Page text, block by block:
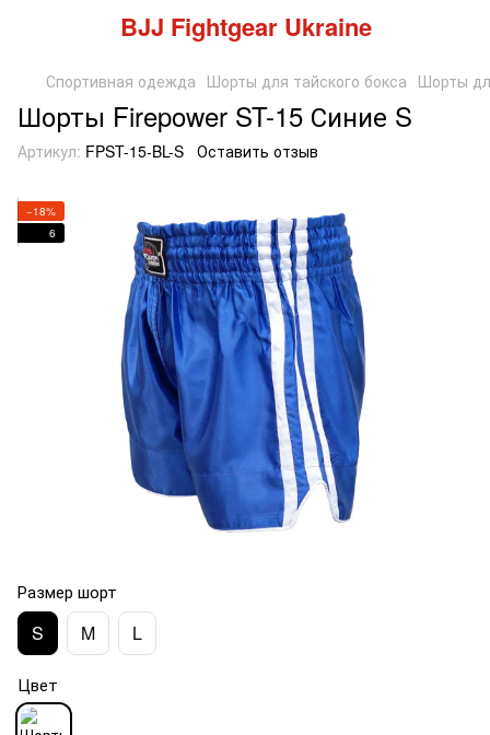
BJJ Fightgear Ukraine
Спортивная одежда Шорты для тайского бокса Шорты
Шорты Firepower ST-15 Синие S
Артикул: FPST-15-BL-S Оставить отзыв
−18%
6
Размер шорт
S M L
Цвет